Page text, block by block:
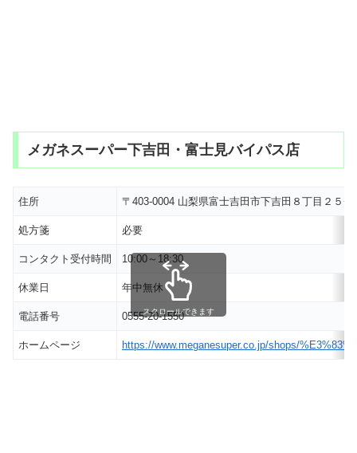
メガネスーパー下吉田・富士見バイパス店
住所 〒403-0004 山梨県富士吉田市下吉田８丁目２５
処方箋 必要
コンタクト受付時間 10:00～18:30
休業日 年中無休
電話番号 0555-20-1550
ホームページ https://www.meganesuper.co.jp/shops/
スクロールできます